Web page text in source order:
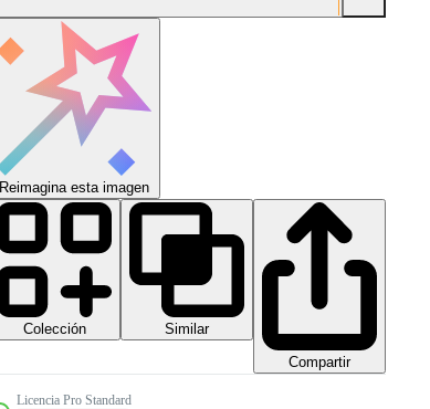
Reimagina esta imagen
Colección
Similar
Compartir
Licencia Pro Standard